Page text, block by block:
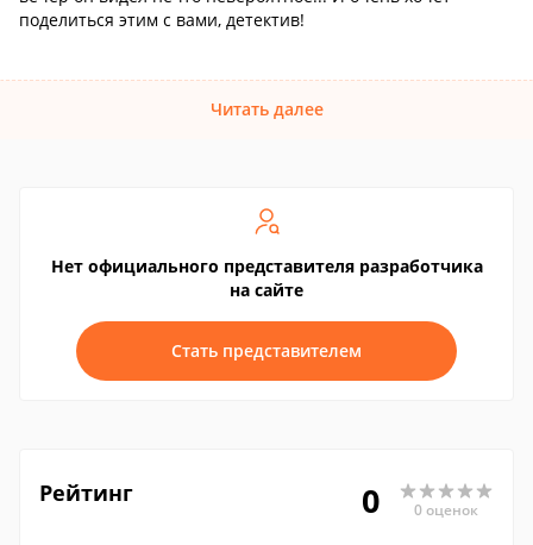
поделиться этим с вами, детектив!
Читать далее
Нет официального представителя разработчика
на сайте
Стать представителем
Рейтинг 0 0 оценок